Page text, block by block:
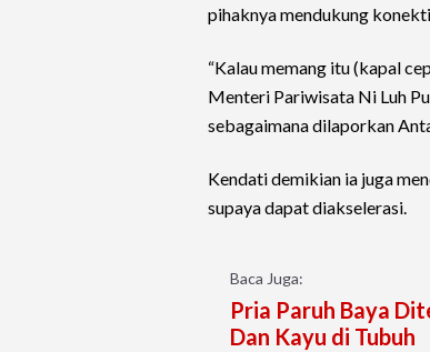
pihaknya mendukung
“Kalau memang itu (kapal
Menteri Pariwisata Ni Luh
sebagaimana dilaporkan
Kendati demikian ia juga
supaya dapat diakselerasi.
Baca Juga:
Pria Paruh Baya
Dan Kayu di Tubuh